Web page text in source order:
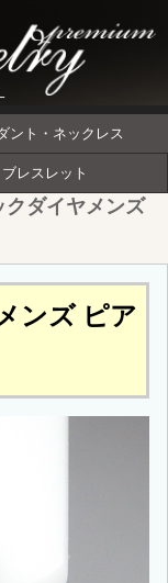
ント・ネックレス
ブレスレット
ダイヤメンズ
ンズ ピア